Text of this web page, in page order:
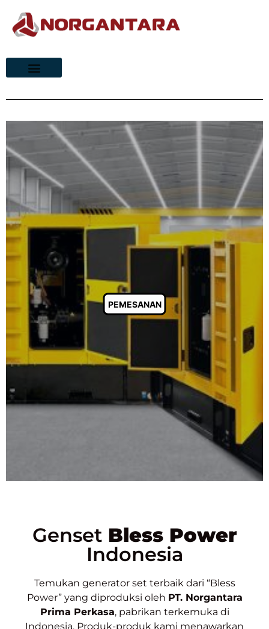
PEMESANAN
Genset Bless Power
Indonesia
Temukan generator set terbaik dari “Bless
Power” yang diproduksi oleh PT. Norgantara
Prima Perkasa, pabrikan terkemuka di
Indonesia. Produk-produk kami menawarkan